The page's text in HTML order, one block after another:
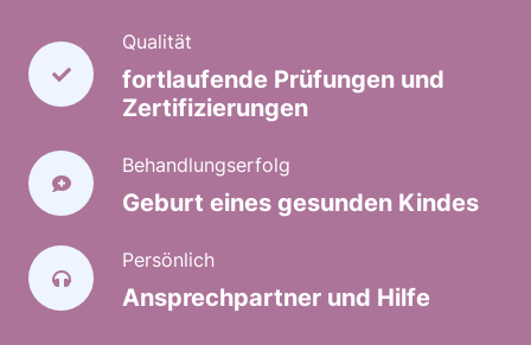
Qualität
fortlaufende Prüfungen und
Zertifizierungen
Behandlungserfolg
Geburt eines gesunden Kindes
Persönlich
Ansprechpartner und Hilfe